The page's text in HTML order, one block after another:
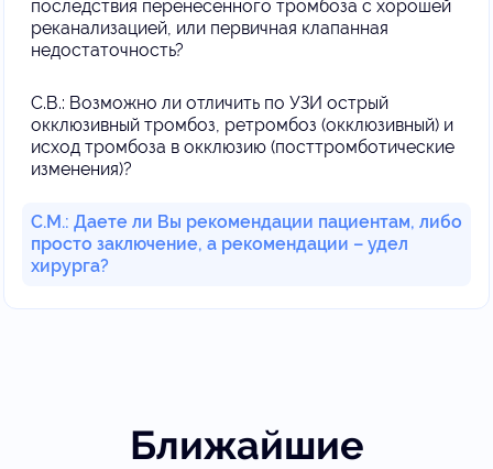
последствия перенесенного тромбоза с хорошей
реканализацией, или первичная клапанная
недостаточность?
С.В.: Возможно ли отличить по УЗИ острый
окклюзивный тромбоз, ретромбоз (окклюзивный) и
исход тромбоза в окклюзию (посттромботические
изменения)?
С.М.: Даете ли Вы рекомендации пациентам, либо
просто заключение, а рекомендации – удел
хирурга?
Ближайшие